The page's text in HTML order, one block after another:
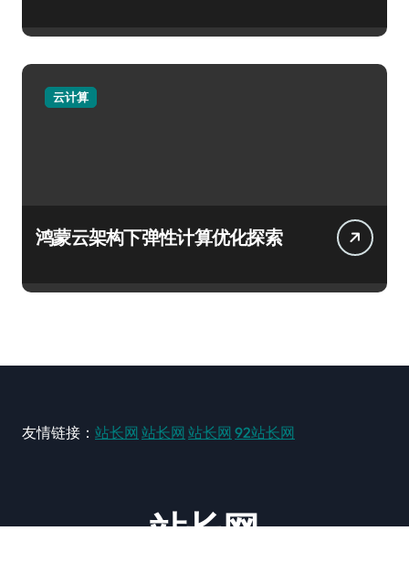
云计算
鸿蒙云架构下弹性计算优化探索
友情链接： 站长网 站长网 站长网 92站长网
站长网